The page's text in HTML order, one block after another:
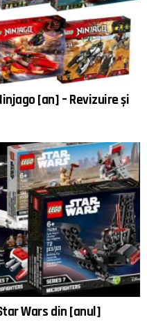
[an] – Revizuire și
Wars din [anul]